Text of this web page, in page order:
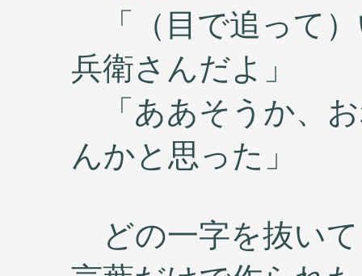
「（目で追って
兵衛さんだよ」
「ああそうか、
んかと思った」
どの一字を抜い